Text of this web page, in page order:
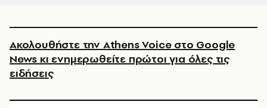
Ακολουθήστε την Athens Voice στο Google
News κι ενημερωθείτε πρώτοι για όλες τις
ειδήσεις